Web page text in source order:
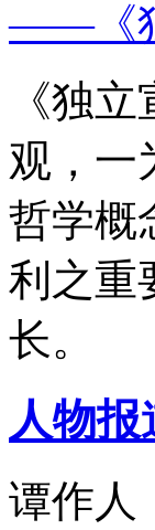
——《
《独
观，一
哲学概
利之重
长。
人物报
谭作人